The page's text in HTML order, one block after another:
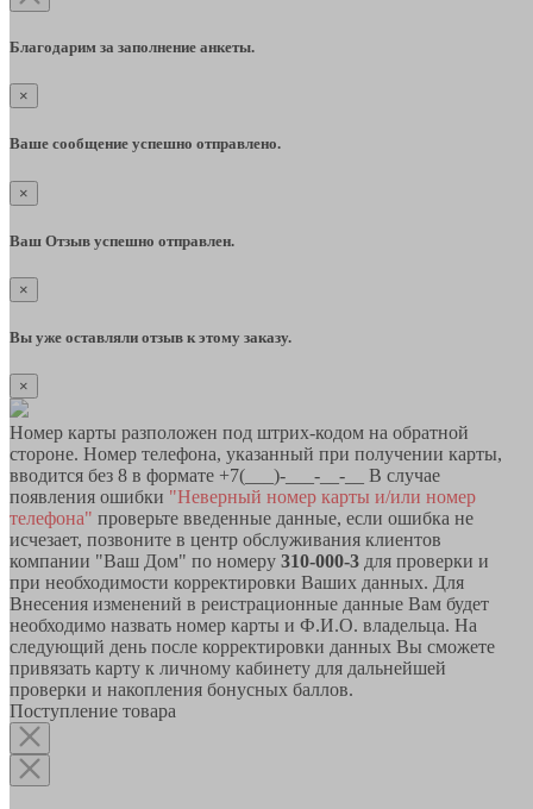
Благодарим за заполнение анкеты.
×
Ваше сообщение успешно отправлено.
×
Ваш Отзыв успешно отправлен.
×
Вы уже оставляли отзыв к этому заказу.
×
Номер карты разположен под штрих-кодом на обратной
стороне. Номер телефона, указанный при получении карты,
вводится без 8 в формате +7(___)-___-__-__ В случае
появления ошибки "Неверный номер карты и/или номер
телефона" проверьте введенные данные, если ошибка не
исчезает, позвоните в центр обслуживания клиентов
компании "Ваш Дом" по номеру 310-000-3 для проверки и
при необходимости корректировки Ваших данных. Для
Внесения изменений в реистрационные данные Вам будет
необходимо назвать номер карты и Ф.И.О. владельца. На
следующий день после корректировки данных Вы сможете
привязать карту к личному кабинету для дальнейшей
проверки и накопления бонусных баллов.
Поступление товара